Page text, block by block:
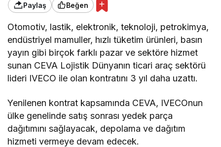
Paylaş Beğen
Otomotiv, lastik, elektronik, teknoloji, petrokimya,
endüstriyel mamuller, hızlı tüketim ürünleri, basın
yayın gibi birçok farklı pazar ve sektöre hizmet
sunan CEVA Lojistik Dünyanın ticari araç sektörü
lideri IVECO ile olan kontratını 3 yıl daha uzattı.
Yenilenen kontrat kapsamında CEVA, IVECOnun
ülke genelinde satış sonrası yedek parça
dağıtımını sağlayacak, depolama ve dağıtım
hizmeti vermeye devam edecek.